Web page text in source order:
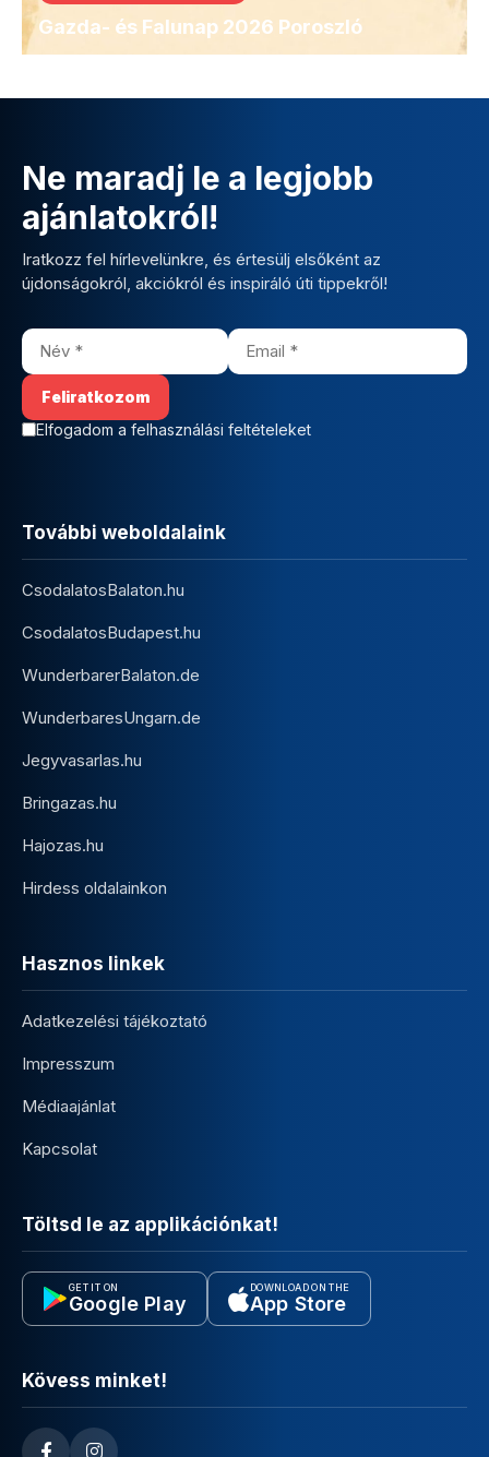
Gazda- és Falunap 2026 Poroszló
Ne maradj le a legjobb
ajánlatokról!
Iratkozz fel hírlevelünkre, és értesülj elsőként az
újdonságokról, akciókról és inspiráló úti tippekről!
Elfogadom a felhasználási feltételeket
További weboldalaink
CsodalatosBalaton.hu
CsodalatosBudapest.hu
WunderbarerBalaton.de
WunderbaresUngarn.de
Jegyvasarlas.hu
Bringazas.hu
Hajozas.hu
Hirdess oldalainkon
Hasznos linkek
Adatkezelési tájékoztató
Impresszum
Médiaajánlat
Kapcsolat
Töltsd le az applikációnkat!
GET IT ON
Google Play
DOWNLOAD ON THE
App Store
Kövess minket!